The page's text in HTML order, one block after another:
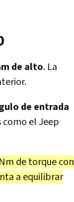
de alto. La
de entrada
el Jeep
de torque con
a equilibrar